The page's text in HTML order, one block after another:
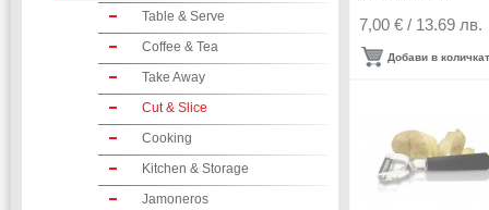
7,00 € / 13.69 лв.
Добави в
Table & Serve
Coffee & Tea
Take Away
Cut & Slice
Cooking
Kitchen & Storage
Jamoneros